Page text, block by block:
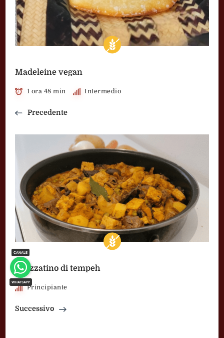
Madeleine vegan
1 ora 48 min Intermedio
Precedente
Spezzatino di tempeh
Principiante
Successivo